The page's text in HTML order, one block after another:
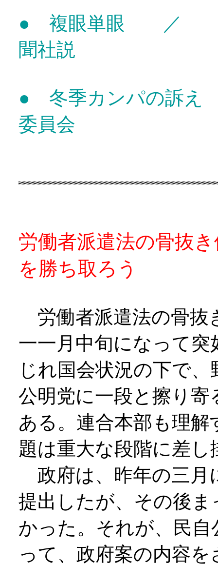
● 複眼単眼 ／ 原
聞社説
● 冬季カンパの訴え
委員会
労働者派遣法の骨抜
を勝ち取ろう
労働者派遣法の骨抜
一一月中旬になって
じれ国会状況の下で
公明党に一段と擦り
ある。連合本部も理
題は重大な段階に差
政府は、昨年の三月
提出したが、その後
かった。それが、民
って、政府案の内容